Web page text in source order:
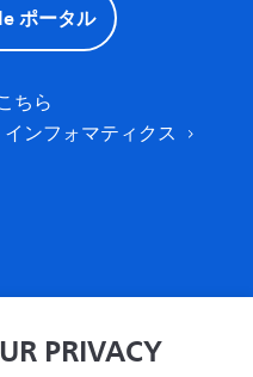
ポータル
ちら
ンフォマティクス
ー PRIVACY